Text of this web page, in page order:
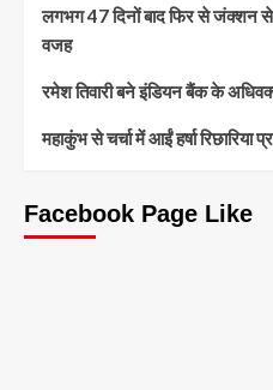
लगभग 47 दिनों बाद फिर से जंक्शन
वजह
रमेश तिवारी बने इंडियन बैंक के
महाकुंभ से चर्चा में आईं हर्षा
Facebook Page Like